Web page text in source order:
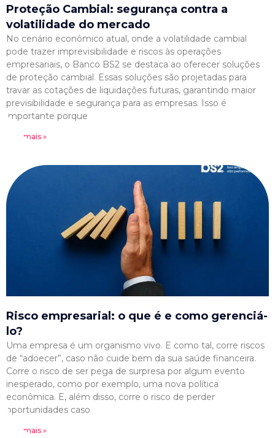
Proteção Cambial: segurança contra a
volatilidade do mercado
No cenário econômico atual, onde a volatilidade cambial
pode trazer imprevisibilidade e riscos às operações
empresariais, o Banco BS2 se destaca ao oferecer soluções
de proteção cambial. Essas soluções são projetadas para
travar as cotações de liquidações futuras, garantindo maior
previsibilidade e segurança para as empresas. Isso é
importante porque
Leia mais »
Risco empresarial: o que é e como gerenciá-
lo?
Uma empresa é um organismo vivo. E como tal, corre riscos
de “adoecer”, caso não cuide bem da sua saúde financeira.
Corre o risco de ser pega de surpresa por algum evento
inesperado, como por exemplo, uma nova política
econômica. E, além disso, corre o risco de perder
oportunidades caso
Leia mais »